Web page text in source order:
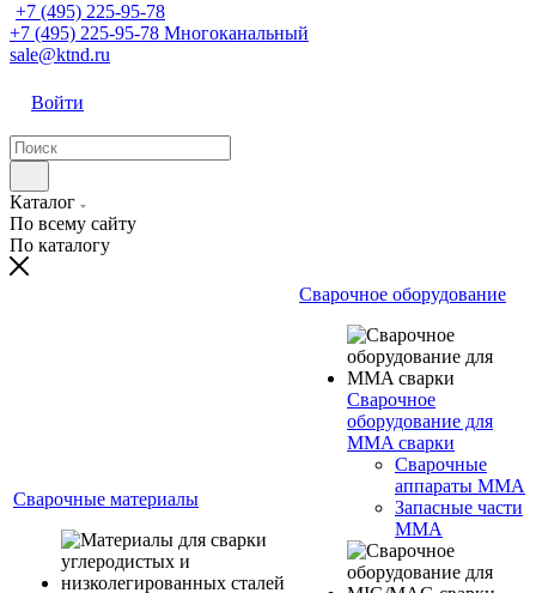
+7 (495) 225-95-78
+7 (495) 225-95-78 Многоканальный
sale@ktnd.ru
Войти
Каталог
По всему сайту
По каталогу
Сварочные материалы
Сварочное оборудование
Сварочное
оборудование для
MMA сварки
Сварочные
аппараты MMA
Запасные части
MMA